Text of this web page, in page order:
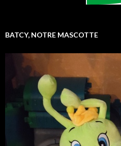
BATCY, NOTRE MASCOTTE